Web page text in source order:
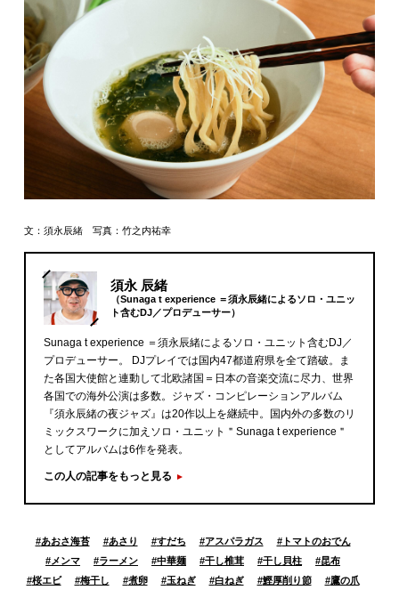
文：須永辰緒 写真：竹之内祐幸
須永 辰緒
（Sunaga t experience ＝須永辰緒によるソロ・ユニッ
ト含むDJ／プロデューサー）
Sunaga t experience ＝須永辰緒によるソロ・ユニット含むDJ／
プロデューサー。 DJプレイでは国内47都道府県を全て踏破。ま
た各国大使館と連動して北欧諸国＝日本の音楽交流に尽力、世界
各国での海外公演は多数。ジャズ・コンピレーションアルバム
『須永辰緒の夜ジャズ』は20作以上を継続中。国内外の多数のリ
ミックスワークに加えソロ・ユニット＂Sunaga t experience＂
としてアルバムは6作を発表。
この人の記事をもっと見る
#あおさ海苔 #あさり #すだち #アスパラガス #トマトのおでん
#メンマ #ラーメン #中華麺 #干し椎茸 #干し貝柱 #昆布
#桜エビ #梅干し #煮卵 #玉ねぎ #白ねぎ #鰹厚削り節 #鷹の爪